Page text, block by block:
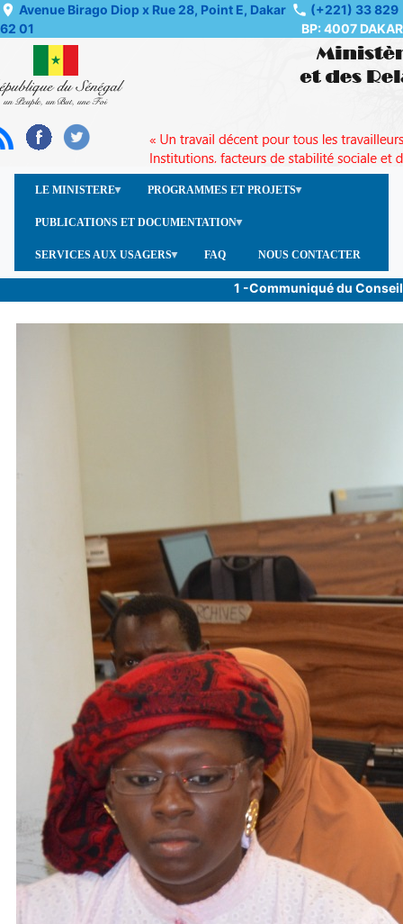
Skip
to
content
Avenue Birago Diop x Rue 28, Point E, Dakar
(+221) 33 829
62 01
BP: 4007 DAKAR
LE MINISTERE PROGRAMMES ET PROJETS
PUBLICATIONS ET DOCUMENTATION
SERVICES AUX USAGERS FAQ NOUS CONTACTER
1 -Communiqué du Conseil des